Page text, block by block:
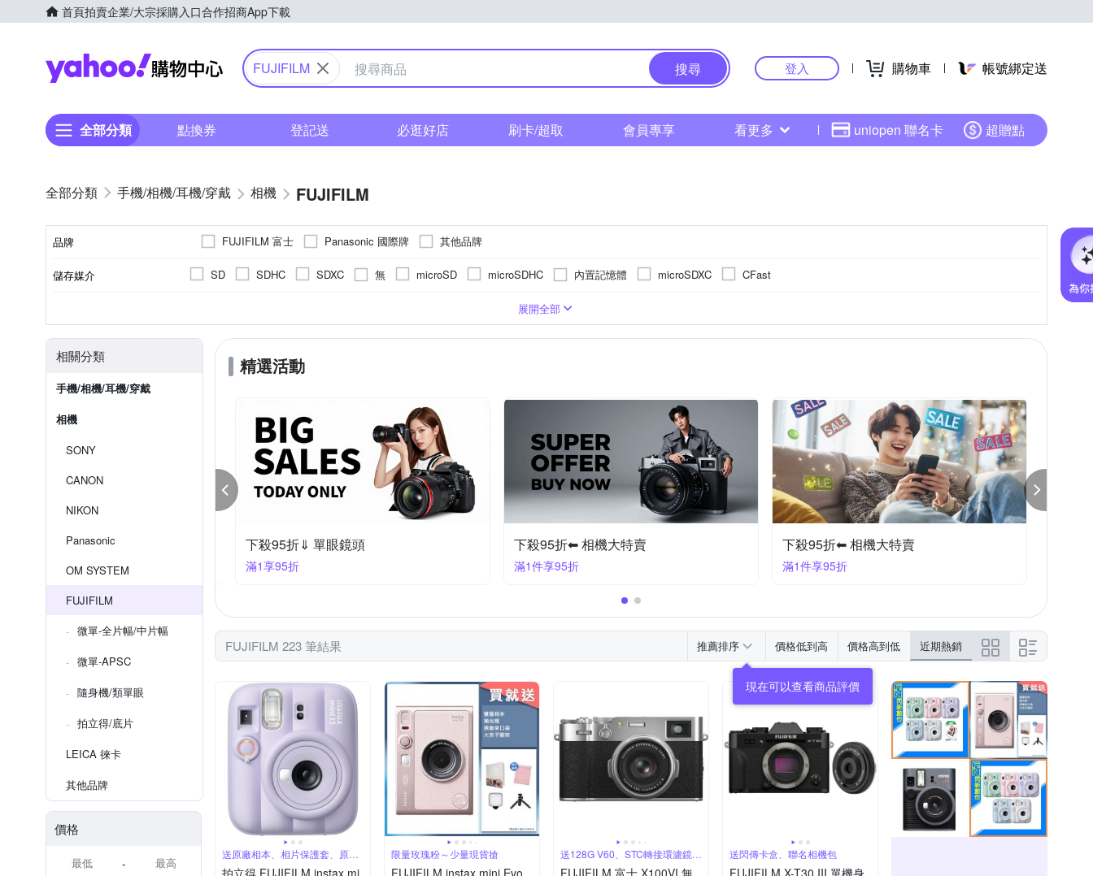
首頁拍賣企業/大宗採購入口合作招商App下載
Yahoo購物中心
FUJIFILM 搜尋 登入 購物車 帳號綁定送
全部分類 點換券 登記送 必逛好店 刷卡/超取 會員專享 看更多 uniopen 聯名卡 超贈點
手機/相機/耳機/穿戴 相機 FUJIFILM
品牌 FUJIFILM 富士 Panasonic 國際牌 其他品牌
儲存媒介 SD SDHC SDXC 無 microSD microSDHC 內置記憶體 microSDXC CFast
後掀式螢幕
1601萬~2000萬像素
一般型相機
無
1/2.3吋 CMOS
展開全部
相關分類
手機/相機/耳機/穿戴
相機
SONY
CANON
NIKON
Panasonic
OM SYSTEM
FUJIFILM
微單-全片幅/中片幅
微單-APSC
隨身機/類單眼
拍立得/底片
LEICA 徠卡
其他品牌
價格
-
精選活動
95折⇓ 相機指定品 下殺95折⇓ 單眼鏡頭
滿1享95折
下殺95折⬅︎ 相機大特賣
滿1件享95折
下殺95折⬅︎ 相機大特賣
滿1件享95折
FUJIFILM 223 筆結果 推薦排序 價格低到高 價格高到低 近期熱銷
送原廠相本、相片保護套、原廠
束口袋
拍立得 FUJIFILM instax mi
限量玫瑰粉～少量現貨搶
FUJIFILM instax mini Evo
送128G V60、STC轉接環濾鏡組
合
FUJIFILM 富士 X100VI 無
送閃傳卡盒、聯名相機包
FUJIFILM X-T30 III 單機身